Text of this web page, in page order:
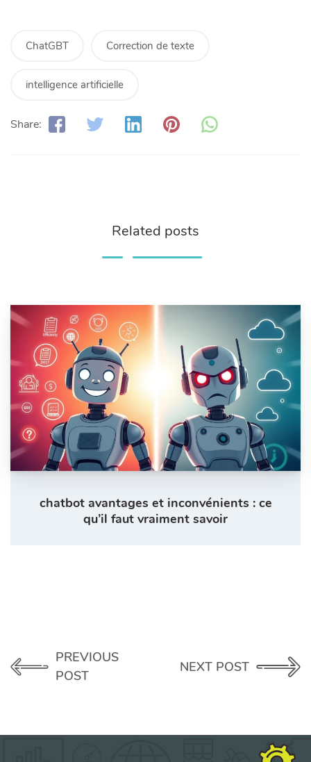
ChatGBT Correction de texte
intelligence artificielle
Share:
Related posts
chatbot avantages et inconvénients : ce
qu’il faut vraiment savoir
PREVIOUS
POST
NEXT POST